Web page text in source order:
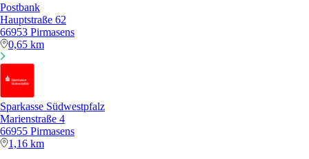
Postbank
Hauptstraße 62
66953 Pirmasens
0,65 km
Sparkasse Südwestpfalz
Marienstraße 4
66955 Pirmasens
1,16 km